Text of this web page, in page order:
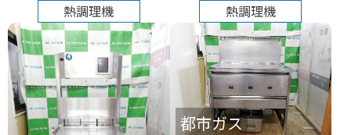
熱調理機 熱調理機
都市ガス